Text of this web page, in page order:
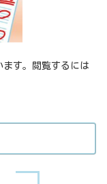
ます。閲覧するには